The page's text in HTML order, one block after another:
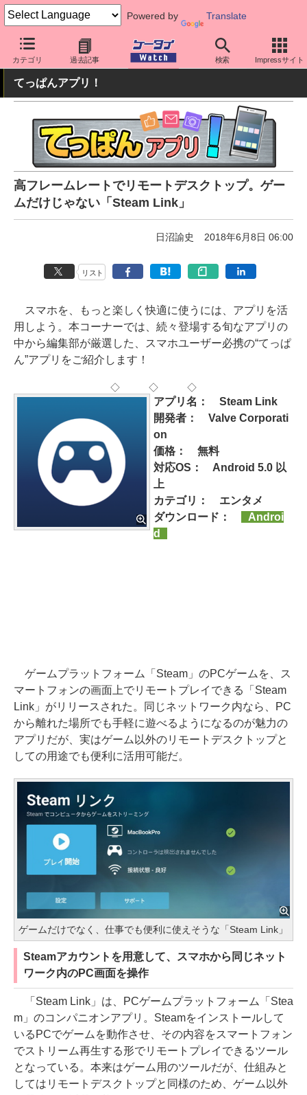
Powered by Translate
カテゴリ 過去記事 検索 Impressサイト
ケータイ Watch OS Android アプリ・サービス
てっぱんアプリ！
高フレームレートでリモートデスクトップ。ゲー
ムだけじゃない「Steam Link」
日沼諭史 2018年6月8日 06:00
リスト
スマホを、もっと楽しく快適に使うには、アプリを活
用しよう。本コーナーでは、続々登場する旬なアプリの
中から編集部が厳選した、スマホユーザー必携の“てっぱ
ん”アプリをご紹介します！
◇ ◇ ◇
アプリ名： Steam Link
開発者： Valve Corporati
on
価格： 無料
対応OS： Android 5.0 以
上
カテゴリ： エンタメ
ダウンロード：
Androi
d
ゲームプラットフォーム「Steam」のPCゲームを、ス
マートフォンの画面上でリモートプレイできる「Steam
Link」がリリースされた。同じネットワーク内なら、PC
から離れた場所でも手軽に遊べるようになるのが魅力の
アプリだが、実はゲーム以外のリモートデスクトップと
しての用途でも便利に活用可能だ。
ゲームだけでなく、仕事でも便利に使えそうな「Steam Link」
Steamアカウントを用意して、スマホから同じネット
ワーク内のPC画面を操作
「Steam Link」は、PCゲームプラットフォーム「Stea
m」のコンパニオンアプリ。Steamをインストールして
いるPCでゲームを動作させ、その内容をスマートフォン
でストリーム再生する形でリモートプレイできるツール
となっている。本来はゲーム用のツールだが、仕組みと
してはリモートデスクトップと同様のため、ゲーム以外